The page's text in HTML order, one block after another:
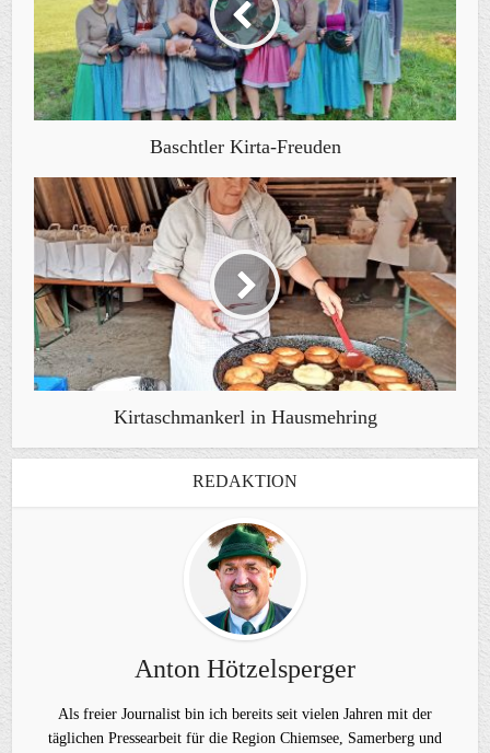
Baschtler Kirta-Freuden
Kirtaschmankerl in Hausmehring
REDAKTION
Anton Hötzelsperger
Als freier Journalist bin ich bereits seit vielen Jahren mit der
täglichen Pressearbeit für die Region Chiemsee, Samerberg und